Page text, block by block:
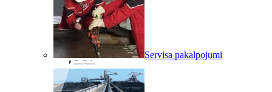
Servisa pakalpojumi